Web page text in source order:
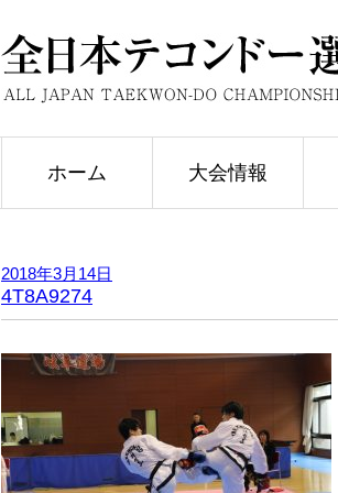
ホーム 大会情報
2018年3月14日
4T8A9274